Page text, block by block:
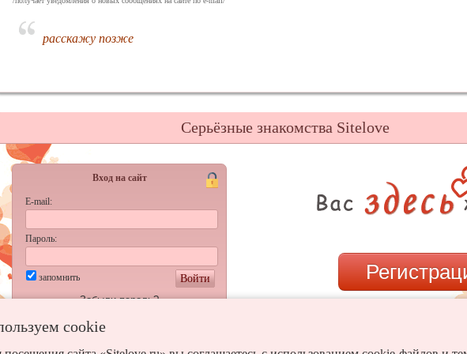
расскажу позже
сookie
Серьёзные знакомства Sitelove
Вход на сайт
E-mail:
Пароль:
запомнить
Войти
Забыли пароль?